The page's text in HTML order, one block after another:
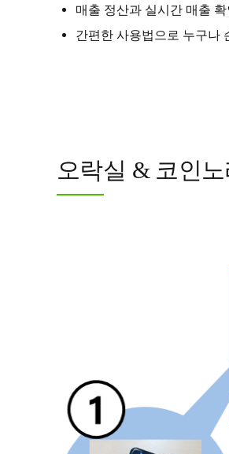
매출 정산과 실시간 매출
간편한 사용법으로 누구나
오락실 & 코인